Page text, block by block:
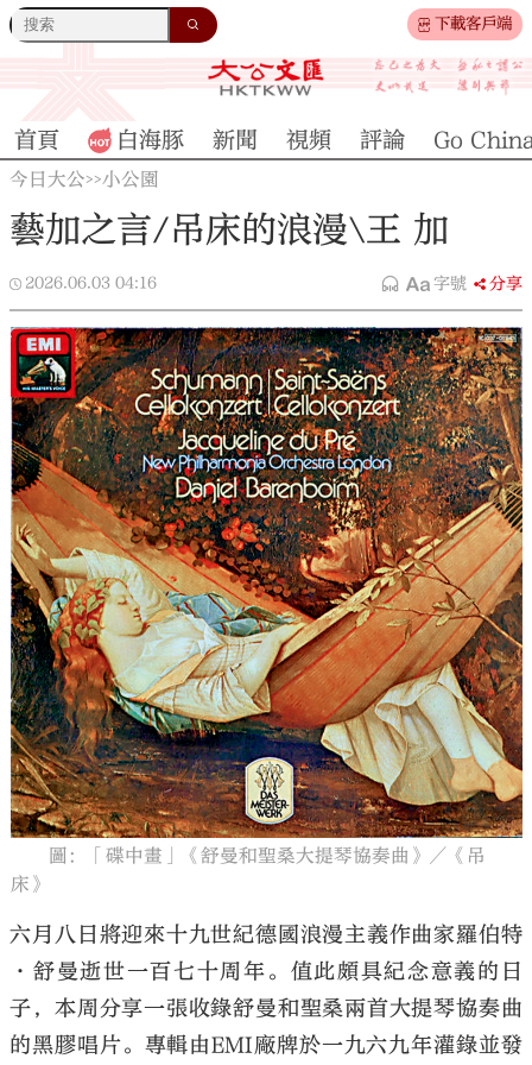
下載客戶端
大公文匯
首頁 白海豚 新聞 視頻 評論 Go
今日大公>>小公園
藝加之言/吊床的浪漫\王 加
2026.06.03 04:16 字號 分享
圖：「碟中畫」《舒曼和聖桑大提琴協奏曲》／《吊
床》
六月八日將迎來十九世紀德國浪漫主義作曲家羅伯特
·舒曼逝世一百七十周年。值此頗具紀念意義的日
子，本周分享一張收錄舒曼和聖桑兩首大提琴協奏曲
的黑膠唱片。專輯由EMI廠牌於一九六九年灌錄並發